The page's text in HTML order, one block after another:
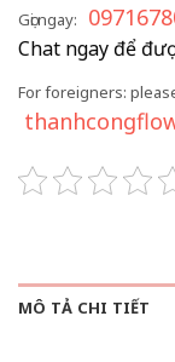
Gọi ngay:
Chat ngay để
For foreigners:
MÔ TẢ CHI TIẾT